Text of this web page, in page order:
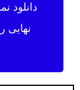
دانلود
نهایی